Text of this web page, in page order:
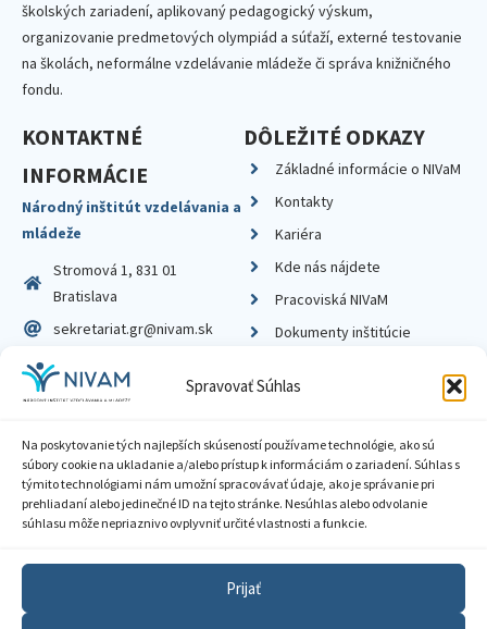
Spravovať Súhlas
Na poskytovanie tých najlepších skúseností používame technológie, ako sú
súbory cookie na ukladanie a/alebo prístup k informáciám o zariadení. Súhlas s
týmito technológiami nám umožní spracovávať údaje, ako je správanie pri
prehliadaní alebo jedinečné ID na tejto stránke. Nesúhlas alebo odvolanie
súhlasu môže nepriaznivo ovplyvniť určité vlastnosti a funkcie.
Prijať
školských zariadení, aplikovaný pedagogický výskum,
organizovanie predmetových olympiád a súťaží, externé testovanie
na školách, neformálne vzdelávanie mládeže či správa knižničného
fondu.
KONTAKTNÉ
INFORMÁCIE
Národný inštitút vzdelávania a
mládeže
Stromová 1, 831 01
Bratislava
sekretariat.gr@nivam.sk
IČO: 00164348
DIČ: 2020798714
DÔLEŽITÉ ODKAZY
Základné informácie o NIVaM
Kontakty
Kariéra
Kde nás nájdete
Pracoviská NIVaM
Dokumenty inštitúcie
Zásady ochrany súkromia
Sprístupnenie informácií